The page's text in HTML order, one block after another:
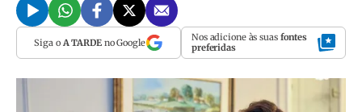
Siga o A TARDEno Google Nos adicione às suas fontes
preferidas